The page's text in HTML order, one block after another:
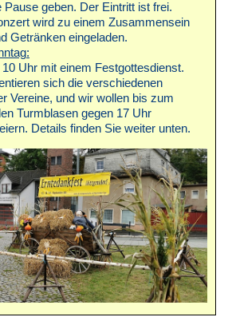
Pause geben. Der Eintritt ist frei.
wird zu einem Zusammensein
Getränken eingeladen.
Uhr mit einem Festgottesdienst.
sich die verschiedenen
Vereine, und wir wollen bis zum
Turmblasen gegen 17 Uhr
Details finden Sie weiter unten.